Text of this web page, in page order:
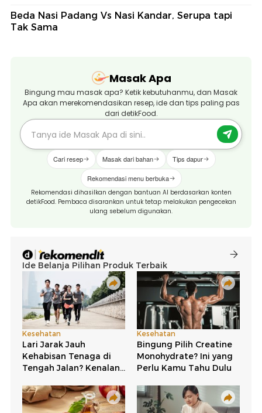
Beda Nasi Padang Vs Nasi Kandar, Serupa tapi
Tak Sama
Masak Apa
Bingung mau masak apa? Ketik kebutuhanmu, dan Masak
Apa akan merekomendasikan resep, ide dan tips paling pas
dari detikFood.
Cari resep Masak dari bahan Tips dapur
Rekomendasi menu berbuka
Rekomendasi dihasilkan dengan bantuan AI berdasarkan konten
detikFood. Pembaca disarankan untuk tetap melakukan pengecekan
ulang sebelum digunakan.